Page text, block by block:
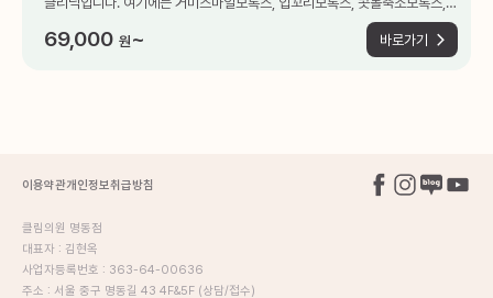
팔자주름보톡스, 목주름보톡스, 치마주름보톡스 등이 포함됩니다.
69,000 원 ~ 바로가기
이용약관개인정보취급방침
클림의원 명동점
대표자 : 김현옥
사업자등록번호 : 363-64-00636
주소 : 서울 중구 명동길 43 4F&5F (상담/접수)